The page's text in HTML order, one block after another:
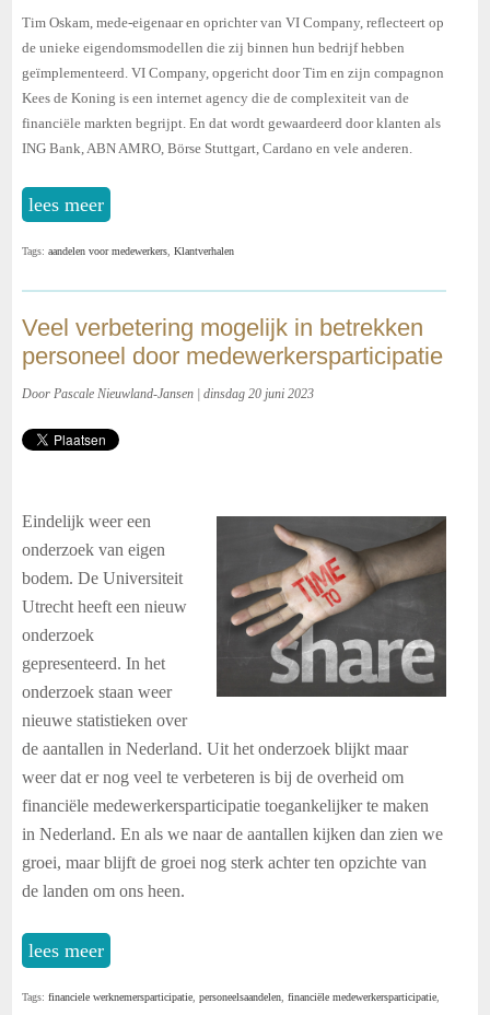
Tim Oskam, mede-eigenaar en oprichter van VI Company, reflecteert op
de unieke eigendomsmodellen die zij binnen hun bedrijf hebben
geïmplementeerd. VI Company, opgericht door Tim en zijn compagnon
Kees de Koning is een internet agency die de complexiteit van de
financiële markten begrijpt. En dat wordt gewaardeerd door klanten als
ING Bank, ABN AMRO, Börse Stuttgart, Cardano en vele anderen.
lees meer
Tags:aandelen voor medewerkers ,Klantverhalen
Veel verbetering mogelijk in betrekken
personeel door medewerkersparticipatie
Door Pascale Nieuwland-Jansen | dinsdag 20 juni 2023
Eindelijk weer een
onderzoek van eigen
bodem. De Universiteit
Utrecht heeft een nieuw
onderzoek
gepresenteerd. In het
onderzoek staan weer
nieuwe statistieken over
de aantallen in Nederland. Uit het onderzoek blijkt maar
weer dat er nog veel te verbeteren is bij de overheid om
financiële medewerkersparticipatie toegankelijker te maken
in Nederland. En als we naar de aantallen kijken dan zien we
groei, maar blijft de groei nog sterk achter ten opzichte van
de landen om ons heen.
lees meer
Tags:financiele werknemersparticipatie ,personeelsaandelen ,financiële medewerkersparticipatie